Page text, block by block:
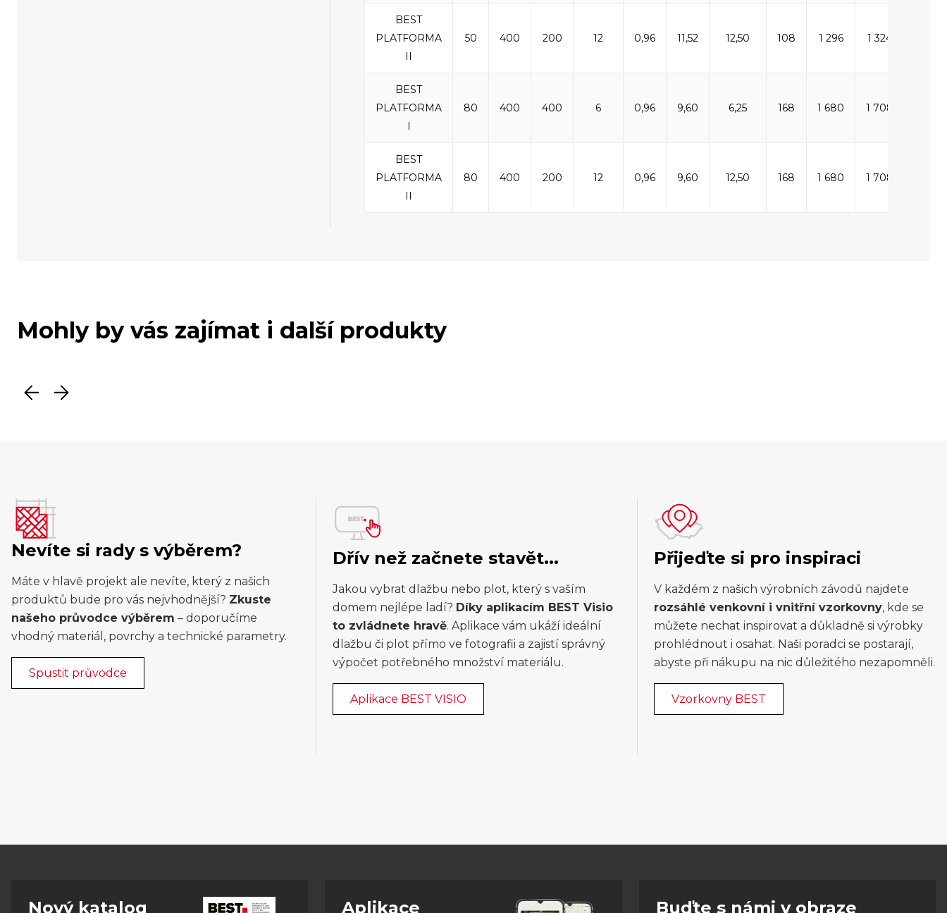
BEST
PLATFORMA
II
50 400 200 12 0,96 11,52 12,50 108 1 296 1 324
BEST
PLATFORMA
I
80 400 400 6 0,96 9,60 6,25 168 1 680 1 708
BEST
PLATFORMA
II
80 400 200 12 0,96 9,60 12,50 168 1 680 1 708
Mohly by vás zajímat i další produkty
Nevíte si rady s výběrem?
Máte v hlavě projekt ale nevíte, který z našich
produktů bude pro vás nejvhodnější? Zkuste
našeho průvodce výběrem – doporučíme
vhodný materiál, povrchy a technické parametry.
Spustit průvodce
Dřív než začnete stavět...
Jakou vybrat dlažbu nebo plot, který s vaším
domem nejlépe ladí? Díky aplikacím BEST Visio
to zvládnete hravě. Aplikace vám ukáží ideální
dlažbu či plot přímo ve fotografii a zajistí správný
výpočet potřebného množství materiálu.
Aplikace BEST VISIO
Přijeďte si pro inspiraci
V každém z našich výrobních závodů najdete
rozsáhlé venkovní i vnitřní vzorkovny, kde se
můžete nechat inspirovat a důkladně si výrobky
prohlédnout i osahat. Naši poradci se postarají,
abyste při nákupu na nic důležitého nezapomněli.
Vzorkovny BEST
Nový katalog Aplikace Buďte s námi v obraze